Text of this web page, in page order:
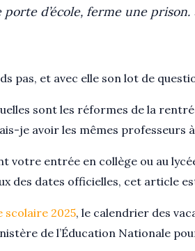
d’école, ferme une prison.
pas, et avec elle son lot de
sont les réformes de la
je avoir les mêmes professeurs
votre entrée en collège ou au
des dates officielles, cet article
scolaire 2025, le calendrier des
de l’Éducation Nationale